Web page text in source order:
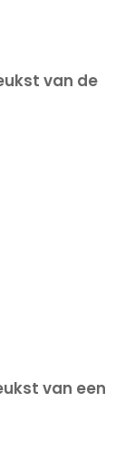
van de
van een